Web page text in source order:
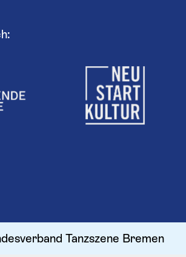
Tanzszene Bremen